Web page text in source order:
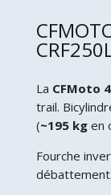
La CFMoto
trail.
(~195 kgen
Fourche
débattement.